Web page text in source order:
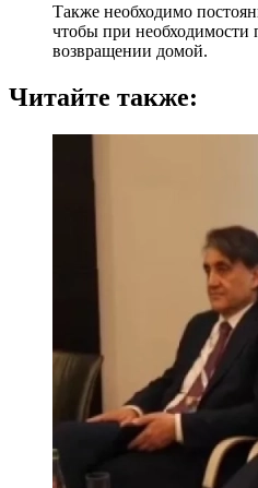
Также необходимо
чтобы при необходимости
возвращении домой.
Читайте также: